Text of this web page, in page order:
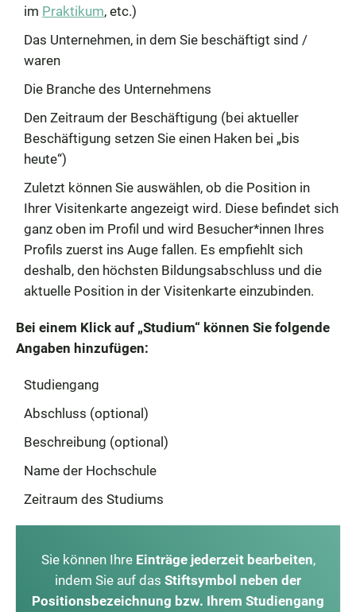
im Praktikum, etc.)
Das Unternehmen, in dem Sie beschäftigt sind /
waren
Die Branche des Unternehmens
Den Zeitraum der Beschäftigung (bei aktueller
Beschäftigung setzen Sie einen Haken bei „bis
heute“)
Zuletzt können Sie auswählen, ob die Position in
Ihrer Visitenkarte angezeigt wird. Diese befindet sich
ganz oben im Profil und wird Besucher*innen Ihres
Profils zuerst ins Auge fallen. Es empfiehlt sich
deshalb, den höchsten Bildungsabschluss und die
aktuelle Position in der Visitenkarte einzubinden.
Bei einem Klick auf „Studium“ können Sie folgende
Angaben hinzufügen:
Studiengang
Abschluss (optional)
Beschreibung (optional)
Name der Hochschule
Zeitraum des Studiums
Sie können Ihre Einträge jederzeit bearbeiten,
indem Sie auf das Stiftsymbol neben der
Positionsbezeichnung bzw. Ihrem Studiengang